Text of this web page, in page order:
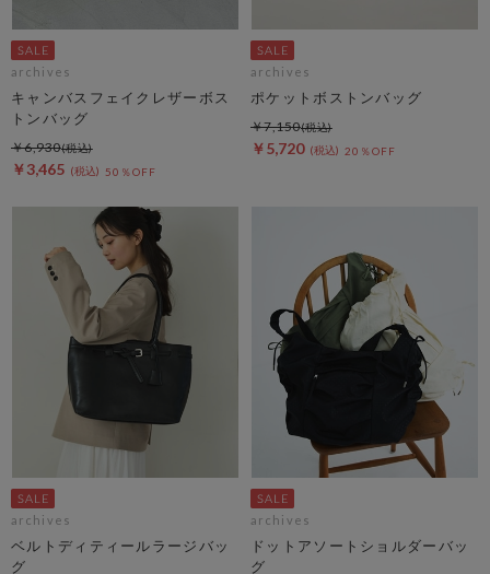
archives
キャンバスフェイクレザーボス
トンバッグ
￥3,465 50％OFF
￥6,930
archives
ポケットボストンバッグ
￥5,720 20％OFF
￥7,150
archives
ベルトディティールラージバッ
グ
archives
ドットアソートショルダーバッ
グ